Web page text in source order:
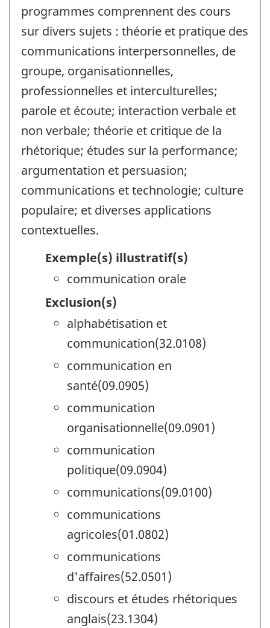
programmes comprennent des cours
sur divers sujets : théorie et pratique des
communications interpersonnelles, de
groupe, organisationnelles,
professionnelles et interculturelles;
parole et écoute; interaction verbale et
non verbale; théorie et critique de la
rhétorique; études sur la performance;
argumentation et persuasion;
communications et technologie; culture
populaire; et diverses applications
contextuelles.
Exemple(s) illustratif(s)
communication orale
Exclusion(s)
alphabétisation et
communication(32.0108)
communication en
santé(09.0905)
communication
organisationnelle(09.0901)
communication
politique(09.0904)
communications(09.0100)
communications
agricoles(01.0802)
communications
d'affaires(52.0501)
discours et études rhétoriques
anglais(23.1304)